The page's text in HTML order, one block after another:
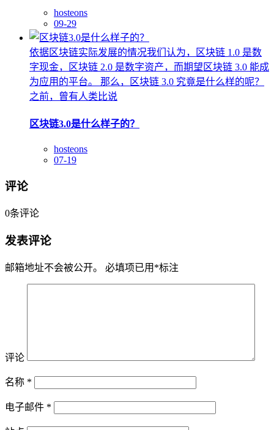
hosteons
09-29
依据区块链实际发展的情况我们认为，区块链 1.0 是数
字现金，区块链 2.0 是数字资产，而期望区块链 3.0 能成
为应用的平台。 那么，区块链 3.0 究竟是什么样的呢？
之前，曾有人类比说
区块链3.0是什么样子的？
hosteons
07-19
评论
0条评论
发表评论
邮箱地址不会被公开。 必填项已用 *标注
评论
名称 *
电子邮件 *